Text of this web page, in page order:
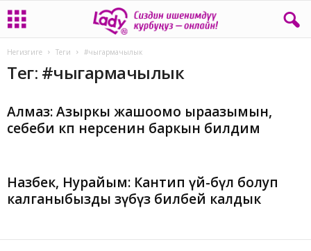
Негизгиге Теги #чыгармачылык
Тег: #чыгармачылык
Алмаз: Азыркы жашоомо ыраазымын,
себеби көп нерсенин баркын билдим
Назбек, Нурайым: Кантип үй-бүлө болуп
калганыбызды өзүбүз билбей калдык